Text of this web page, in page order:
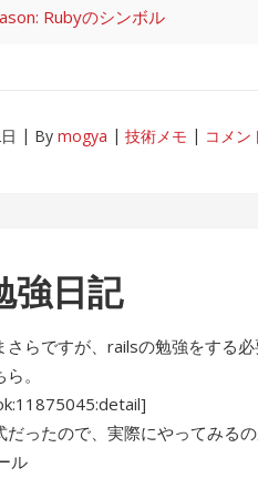
Rubyのシンボル
By mogya 技術メモ コメン
強日記
さらですが、railsの勉強をする
。
ったので、実際にやってみる
ル